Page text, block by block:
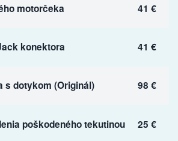
motorčeka 41 €
konektora 41 €
s dotykom (Originál) 98 €
poškodeného tekutinou 25 €